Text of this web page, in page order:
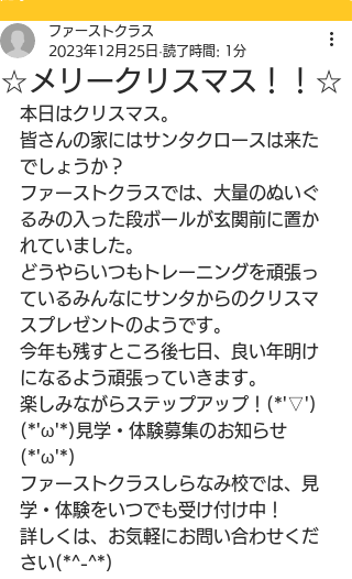
☆メリークリスマス！！☆
ファーストクラス
2023年12月25日 読了時間: 1分
本日はクリスマス。
皆さんの家にはサンタクロースは来た
でしょうか？
ファーストクラスでは、大量のぬいぐ
るみの入った段ボールが玄関前に置か
れていました。
どうやらいつもトレーニングを頑張っ
ているみんなにサンタからのクリスマ
スプレゼントのようです。
今年も残すところ後七日、良い年明け
になるよう頑張っていきます。
楽しみながらステップアップ！(*'▽')
(*'ω'*)見学・体験募集のお知らせ
(*'ω'*)
ファーストクラスしらなみ校では、見
学・体験をいつでも受け付け中！
詳しくは、お気軽にお問い合わせくだ
さい(*^-^*)